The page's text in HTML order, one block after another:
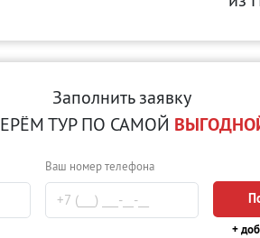
Заполнить заявку
ТУР ПО САМОЙ
Ваш номер телефона
+